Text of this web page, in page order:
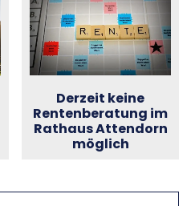
Derzeit keine
Rentenberatung im
Rathaus Attendorn
möglich